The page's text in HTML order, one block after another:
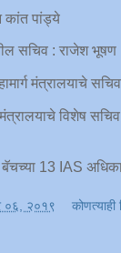
कांत पांड्ये
सचिव : राजेश भूषण
मंत्रालयाचे
विशेष
13 IAS
०६, २०१९ कोणत्याही